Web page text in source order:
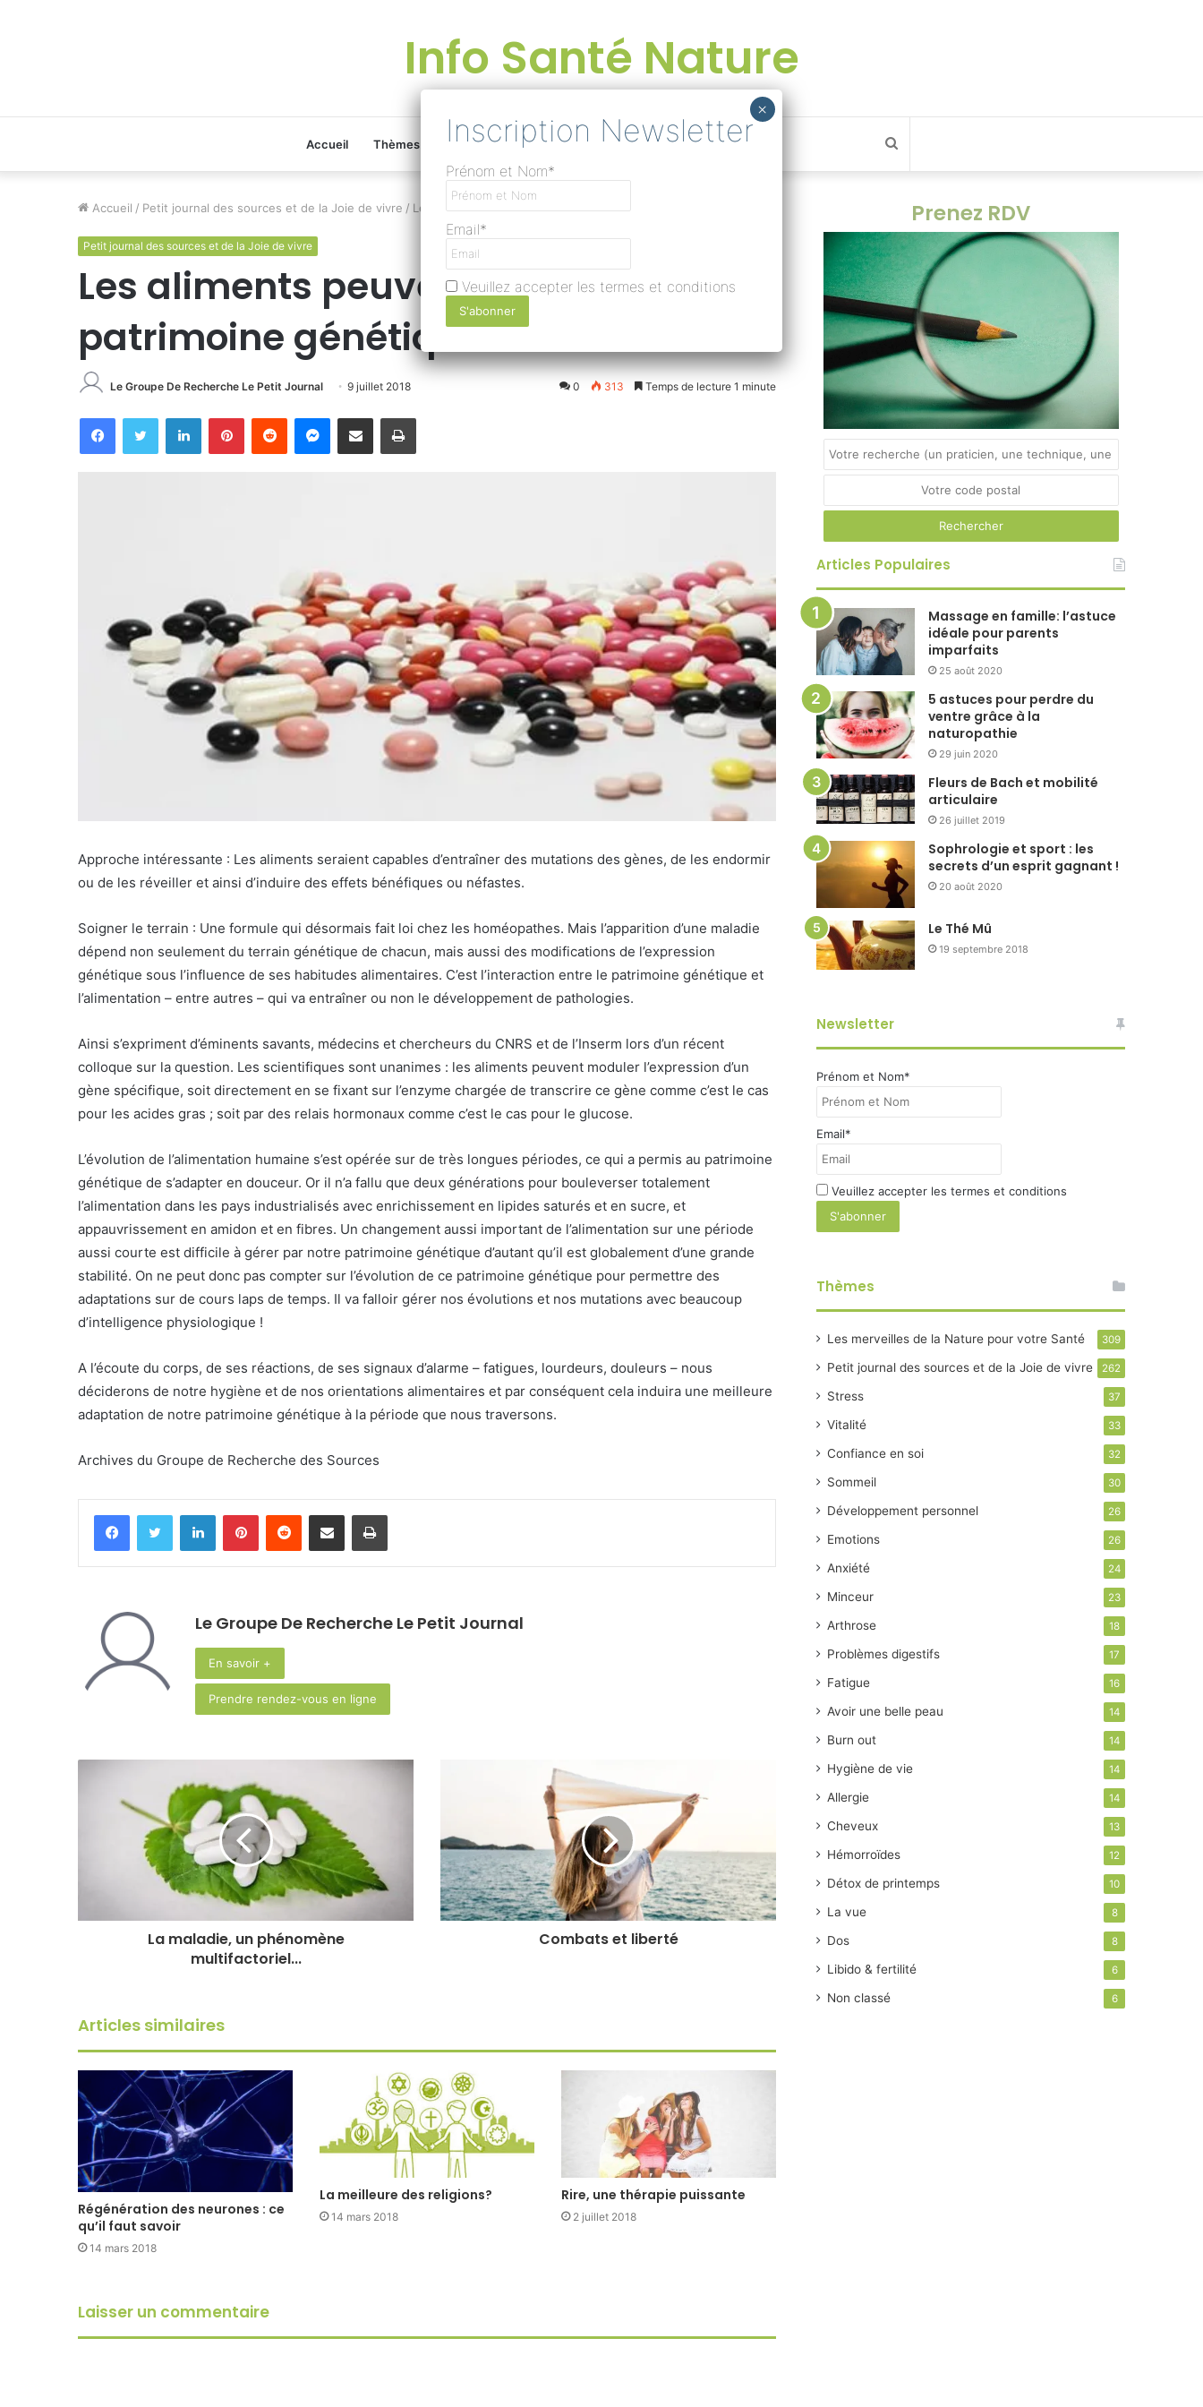
Info Santé Nature
Accueil Thèmes Devenir rédacteur Rechercher
Une
Lire
hasard.
Instagram
Linkedin
Facebook
Accueil / Petit journal des sources et de la Joie de vivre / Les aliments peuvent-ils modifier le patrimoine génétique ?
Petit journal des sources et de la Joie de vivre
Les aliments peuvent-ils modifier le
patrimoine génétique ?
Le Groupe De Recherche Le Petit Journal 9 juillet 2018 0 313 Temps de lecture 1 minute
FacebookTwitter LinkedinPinterestReddit Messenger
Partager par email Imprimer
Approche intéressante : Les aliments seraient capables d’entraîner des mutations des gènes, de les endormir
ou de les réveiller et ainsi d’induire des effets bénéfiques ou néfastes.
Soigner le terrain : Une formule qui désormais fait loi chez les homéopathes. Mais l’apparition d’une maladie
dépend non seulement du terrain génétique de chacun, mais aussi des modifications de l’expression
génétique sous l’influence de ses habitudes alimentaires. C’est l’interaction entre le patrimoine génétique et
l’alimentation – entre autres – qui va entraîner ou non le développement de pathologies.
Ainsi s’expriment d’éminents savants, médecins et chercheurs du CNRS et de l’Inserm lors d’un récent
colloque sur la question. Les scientifiques sont unanimes : les aliments peuvent moduler l’expression d’un
gène spécifique, soit directement en se fixant sur l’enzyme chargée de transcrire ce gène comme c’est le cas
pour les acides gras ; soit par des relais hormonaux comme c’est le cas pour le glucose.
L’évolution de l’alimentation humaine s’est opérée sur de très longues périodes, ce qui a permis au patrimoine
génétique de s’adapter en douceur. Or il n’a fallu que deux générations pour bouleverser totalement
l’alimentation dans les pays industrialisés avec enrichissement en lipides saturés et en sucre, et
appauvrissement en amidon et en fibres. Un changement aussi important de l’alimentation sur une période
aussi courte est difficile à gérer par notre patrimoine génétique d’autant qu’il est globalement d’une grande
stabilité. On ne peut donc pas compter sur l’évolution de ce patrimoine génétique pour permettre des
adaptations sur de cours laps de temps. Il va falloir gérer nos évolutions et nos mutations avec beaucoup
d’intelligence physiologique !
A l’écoute du corps, de ses réactions, de ses signaux d’alarme – fatigues, lourdeurs, douleurs – nous
déciderons de notre hygiène et de nos orientations alimentaires et par conséquent cela induira une meilleure
adaptation de notre patrimoine génétique à la période que nous traversons.
Archives du Groupe de Recherche des Sources
FacebookTwitter LinkedinPinterestReddit Partager par email Imprimer
Le Groupe De Recherche Le Petit Journal
En savoir +
Prendre rendez-vous en ligne
La maladie, un phénomène
multifactoriel...
Combats et liberté
Articles similaires
Régénération des neurones : ce
qu’il faut savoir
14 mars 2018
La meilleure des religions?
14 mars 2018
Rire, une thérapie puissante
2 juillet 2018
Laisser un commentaire
Prenez RDV
Articles Populaires
Massage en famille: l’astuce
idéale pour parents
imparfaits
25 août 2020
5 astuces pour perdre du
ventre grâce à la
naturopathie
29 juin 2020
Fleurs de Bach et mobilité
articulaire
26 juillet 2019
Sophrologie et sport : les
secrets d’un esprit gagnant !
20 août 2020
Le Thé Mû
19 septembre 2018
Newsletter
Prénom et Nom*
Email*
Veuillez accepter les termes et conditions
Thèmes
Les merveilles de la Nature pour votre Santé 309
Petit journal des sources et de la Joie de vivre 262
Stress 37
Vitalité 33
Confiance en soi 32
Sommeil 30
Développement personnel 26
Emotions 26
Anxiété 24
Minceur 23
Arthrose 18
Problèmes digestifs 17
Fatigue 16
Avoir une belle peau 14
Burn out 14
Hygiène de vie 14
Allergie 14
Cheveux 13
Hémorroïdes 12
Détox de printemps 10
La vue 8
Dos 8
Libido & fertilité 6
Non classé 6
Prénom et Nom*
Email*
Veuillez accepter les termes et conditions